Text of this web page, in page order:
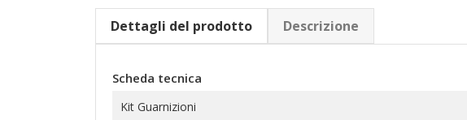
Dettagli del prodotto Descrizione
Scheda tecnica
Kit Guarnizioni